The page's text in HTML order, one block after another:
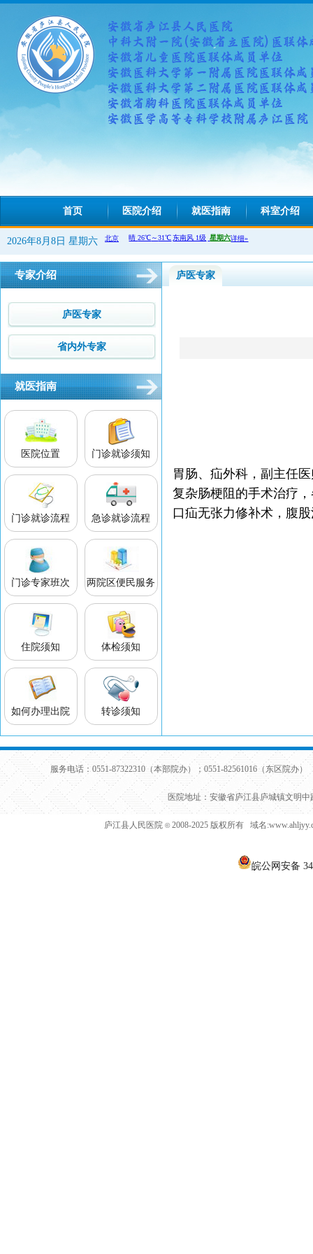
首页 医院介绍 就医指南 科室介绍
2026年8月8日 星期六
专家介绍
庐医专家
省内外专家
就医指南
医院位置 门诊就诊须知
门诊就诊流程 急诊就诊流程
门诊专家班次 两院区便民服务
住院须知 体检须知
如何办理出院 转诊须知
庐医专家
胃肠、疝外科，副主任
复杂肠梗阻的手术治疗
口疝无张力修补术，腹
服务电话：0551-87322310（本部院办）；0551-82561016（东区院办
医院地址：安徽省庐江县庐城镇文明
庐江县人民医院 © 2008-2025 版权所有 域名
皖公网安备